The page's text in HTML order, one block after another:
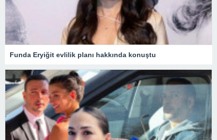
Funda Eryiğit evlilik planı hakkında konuştu